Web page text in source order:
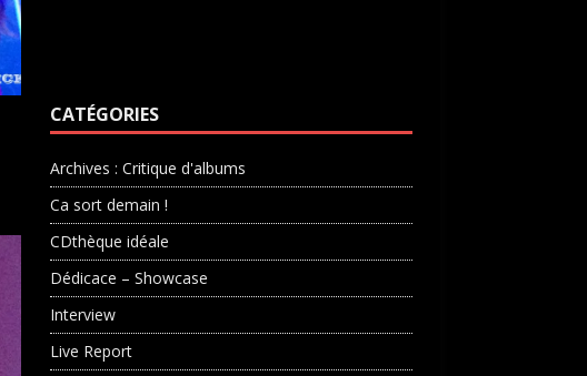
CATÉGORIES
Archives : Critique d'albums
Ca sort demain !
CDthèque idéale
Dédicace – Showcase
Interview
Live Report